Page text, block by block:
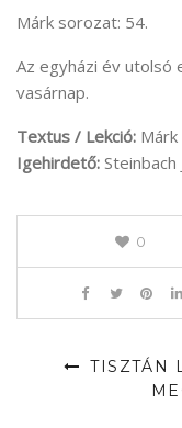
Márk sorozat: 54.
Az egyházi év utolsó
vasárnap.
Textus / Lekció:
Igehirdető: Steinbach
0
TISZTÁN